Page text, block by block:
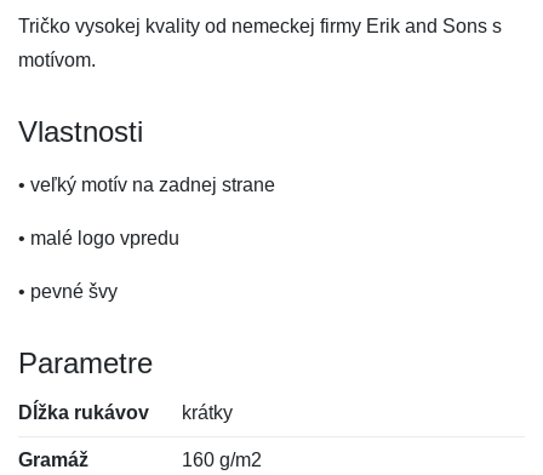
Tričko vysokej kvality od nemeckej firmy Erik and Sons s
motívom.
Vlastnosti
• veľký motív na zadnej strane
• malé logo vpredu
• pevné švy
Parametre
Dĺžka rukávov krátky
Gramáž 160 g/m2